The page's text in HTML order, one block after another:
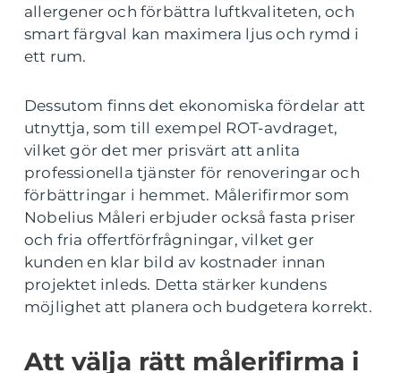
allergener och förbättra luftkvaliteten, och
smart färgval kan maximera ljus och rymd i
ett rum.
Dessutom finns det ekonomiska fördelar att
utnyttja, som till exempel ROT-avdraget,
vilket gör det mer prisvärt att anlita
professionella tjänster för renoveringar och
förbättringar i hemmet. Målerifirmor som
Nobelius Måleri erbjuder också fasta priser
och fria offertförfrågningar, vilket ger
kunden en klar bild av kostnader innan
projektet inleds. Detta stärker kundens
möjlighet att planera och budgetera korrekt.
Att välja rätt målerifirma i